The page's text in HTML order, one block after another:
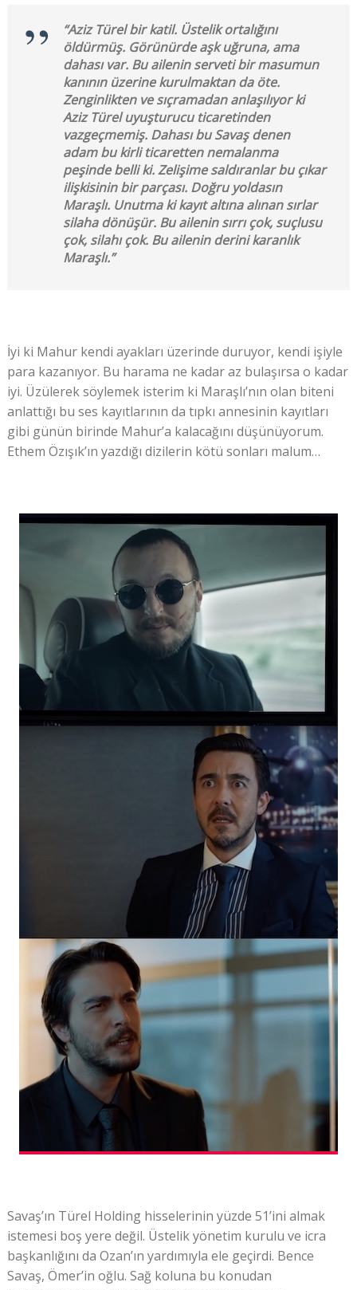
“Aziz Türel bir katil. Üstelik ortalığını
öldürmüş. Görünürde aşk uğruna, ama
dahası var. Bu ailenin serveti bir masumun
kanının üzerine kurulmaktan da öte.
Zenginlikten ve sıçramadan anlaşılıyor ki
Aziz Türel uyuşturucu ticaretinden
vazgeçmemiş. Dahası bu Savaş denen
adam bu kirli ticaretten nemalanma
peşinde belli ki. Zelişime saldıranlar bu çıkar
ilişkisinin bir parçası. Doğru yoldasın
Maraşlı. Unutma ki kayıt altına alınan sırlar
silaha dönüşür. Bu ailenin sırrı çok, suçlusu
çok, silahı çok. Bu ailenin derini karanlık
Maraşlı.”
İyi ki Mahur kendi ayakları üzerinde duruyor, kendi işiyle
para kazanıyor. Bu harama ne kadar az bulaşırsa o kadar
iyi. Üzülerek söylemek isterim ki Maraşlı’nın olan biteni
anlattığı bu ses kayıtlarının da tıpkı annesinin kayıtları
gibi günün birinde Mahur’a kalacağını düşünüyorum.
Ethem Özışık’ın yazdığı dizilerin kötü sonları malum…
Savaş’ın Türel Holding hisselerinin yüzde 51’ini almak
istemesi boş yere değil. Üstelik yönetim kurulu ve icra
başkanlığını da Ozan’ın yardımıyla ele geçirdi. Bence
Savaş, Ömer’in oğlu. Sağ koluna bu konudan